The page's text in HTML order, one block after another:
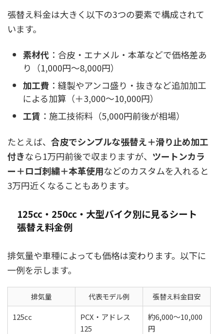
張替え料金は大きく以下の3つの要素で構成されて
います。
素材代 ：合皮・エナメル・本革などで価格差あ
り（1,000円〜8,000円）
加工費 ：縫製やアンコ盛り・抜きなど追加加工
による加算（＋3,000〜10,000円）
工賃 ：施工技術料（5,000円前後が相場）
たとえば、 合皮でシンプルな張替え＋滑り止め加工
付きなら1万円前後で収まりますが、 ツートンカラ
ー＋ロゴ刺繍＋本革使用などのカスタムを入れると
3万円近くなることもあります。
125cc・250cc・大型バイク別に見るシート
張替え料金例
排気量や車種によっても価格は変わります。以下に
一例を示します。
排気量 代表モデル例
張替え料金目安
125cc
PCX・アドレス
125
約6,000〜10,000
円